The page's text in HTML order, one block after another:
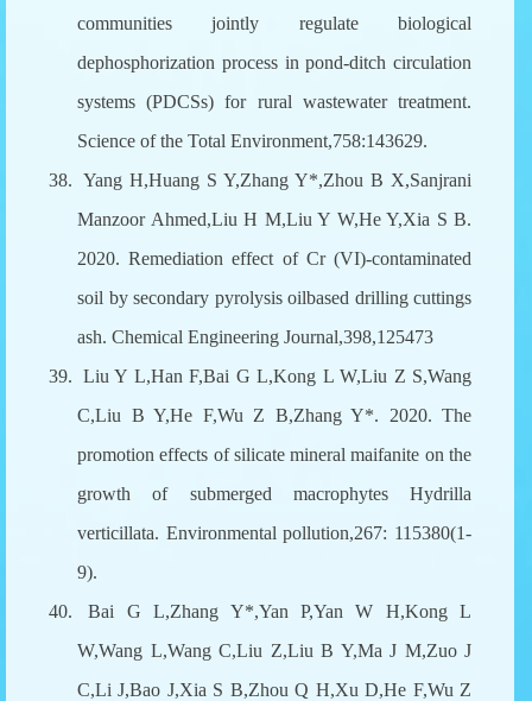
communities jointly regulate biological
dephosphorization process in pond-ditch circulation
systems (PDCSs) for rural wastewater treatment.
Science of the Total Environment,758:143629.
38. Yang H,Huang S Y,Zhang Y*,Zhou B X,Sanjrani
Manzoor Ahmed,Liu H M,Liu Y W,He Y,Xia S B.
2020. Remediation effect of Cr (VI)-contaminated
soil by secondary pyrolysis oilbased drilling cuttings
ash. Chemical Engineering Journal,398,125473
39. Liu Y L,Han F,Bai G L,Kong L W,Liu Z S,Wang
C,Liu B Y,He F,Wu Z B,Zhang Y*. 2020. The
promotion effects of silicate mineral maifanite on the
growth of submerged macrophytes Hydrilla
verticillata. Environmental pollution,267: 115380(1-
9).
40.
Bai G L,Zhang Y*,Yan P,Yan W H,Kong L
W,Wang L,Wang C,Liu Z,Liu B Y,Ma J M,Zuo J
C,Li J,Bao J,Xia S B,Zhou Q H,Xu D,He F,Wu Z